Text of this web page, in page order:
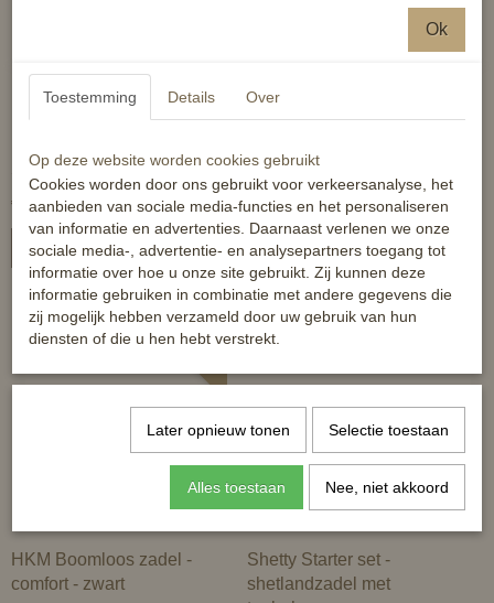
Sizes - Groen
€ 85,95
In winkelwagen
sizes'
€ 84,95
In winkelwagen
-40%
HKM Boomloos zadel -
comfort - zwart
Shetty Starter set -
shetlandzadel met
Ok
Toestemming Details Over
Op deze website worden cookies gebruikt
Cookies worden door ons gebruikt voor verkeersanalyse, het
aanbieden van sociale media-functies en het personaliseren
van informatie en advertenties. Daarnaast verlenen we onze
sociale media-, advertentie- en analysepartners toegang tot
informatie over hoe u onze site gebruikt. Zij kunnen deze
informatie gebruiken in combinatie met andere gegevens die
zij mogelijk hebben verzameld door uw gebruik van hun
diensten of die u hen hebt verstrekt.
Later opnieuw tonen Selectie toestaan
Alles toestaan Nee, niet akkoord